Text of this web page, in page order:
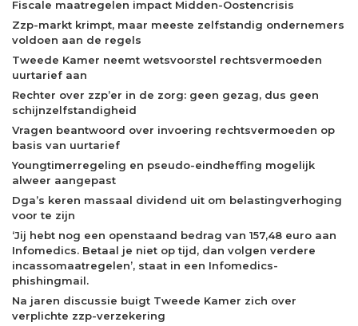
Fiscale maatregelen impact Midden-Oostencrisis
Zzp-markt krimpt, maar meeste zelfstandig ondernemers
voldoen aan de regels
Tweede Kamer neemt wetsvoorstel rechtsvermoeden
uurtarief aan
Rechter over zzp’er in de zorg: geen gezag, dus geen
schijnzelfstandigheid
Vragen beantwoord over invoering rechtsvermoeden op
basis van uurtarief
Youngtimerregeling en pseudo-eindheffing mogelijk
alweer aangepast
Dga’s keren massaal dividend uit om belastingverhoging
voor te zijn
‘Jij hebt nog een openstaand bedrag van 157,48 euro aan
Infomedics. Betaal je niet op tijd, dan volgen verdere
incassomaatregelen’, staat in een Infomedics-
phishingmail.
Na jaren discussie buigt Tweede Kamer zich over
verplichte zzp-verzekering